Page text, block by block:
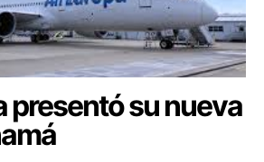
presentó su nueva